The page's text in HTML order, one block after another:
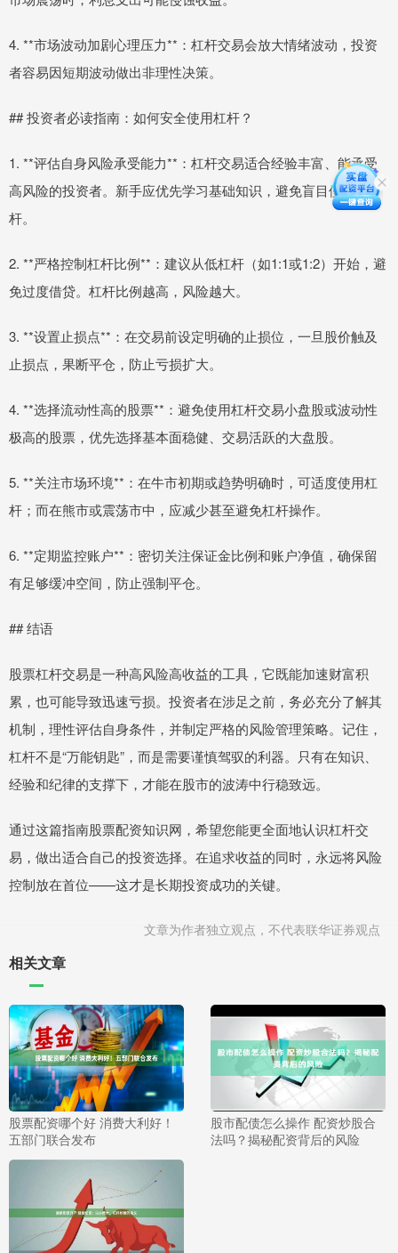
4. **市场波动加剧心理压力**：杠杆交易会放大情绪波动，投资
者容易因短期波动做出非理性决策。
## 投资者必读指南：如何安全使用杠杆？
1. **评估自身风险承受能力**：杠杆交易适合经验丰富、能承受
高风险的投资者。新手应优先学习基础知识，避免盲目使用杠
杆。
2. **严格控制杠杆比例**：建议从低杠杆（如1:1或1:2）开始，避
免过度借贷。杠杆比例越高，风险越大。
3. **设置止损点**：在交易前设定明确的止损位，一旦股价触及
止损点，果断平仓，防止亏损扩大。
4. **选择流动性高的股票**：避免使用杠杆交易小盘股或波动性
极高的股票，优先选择基本面稳健、交易活跃的大盘股。
5. **关注市场环境**：在牛市初期或趋势明确时，可适度使用杠
杆；而在熊市或震荡市中，应减少甚至避免杠杆操作。
6. **定期监控账户**：密切关注保证金比例和账户净值，确保留
有足够缓冲空间，防止强制平仓。
## 结语
股票杠杆交易是一种高风险高收益的工具，它既能加速财富积
累，也可能导致迅速亏损。投资者在涉足之前，务必充分了解其
机制，理性评估自身条件，并制定严格的风险管理策略。记住，
杠杆不是“万能钥匙”，而是需要谨慎驾驭的利器。只有在知识、
经验和纪律的支撑下，才能在股市的波涛中行稳致远。
通过这篇指南股票配资知识网，希望您能更全面地认识杠杆交
易，做出适合自己的投资选择。在追求收益的同时，永远将风险
控制放在首位——这才是长期投资成功的关键。
文章为作者独立观点，不代表联华证券观点
相关文章
股票配资哪个好 消费大利好！
五部门联合发布
股市配债怎么操作 配资炒股合
法吗？揭秘配资背后的风险